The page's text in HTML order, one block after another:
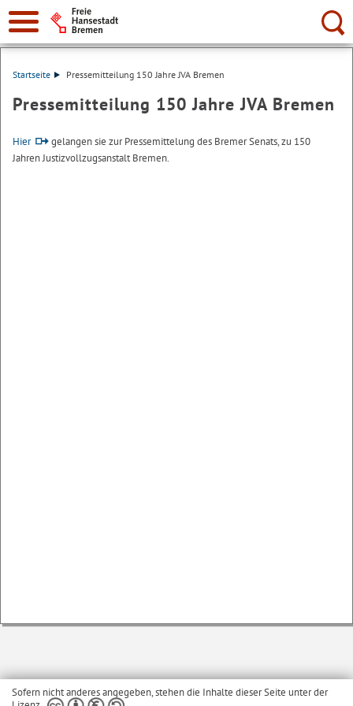
Suche:
Startseite Pressemitteilung 150 Jahre JVA Bremen
Pressemitteilung 150 Jahre JVA Bremen
Hier
gelangen sie zur Pressemittelung des Bremer Senats, zu 150
Jahren Justizvollzugsanstalt Bremen.
Sofern nicht anderes angegeben, stehen die Inhalte dieser Seite unter der